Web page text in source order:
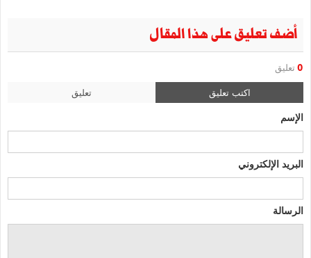
أضف تعليق على هذا المقال
0 تعليق
اكتب تعليق تعليق
الإسم
البريد الإلكتروني
الرسالة